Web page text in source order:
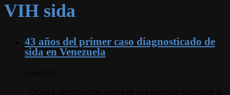
VIH sida
43 años del primer caso diagnosticado de
sida en Venezuela